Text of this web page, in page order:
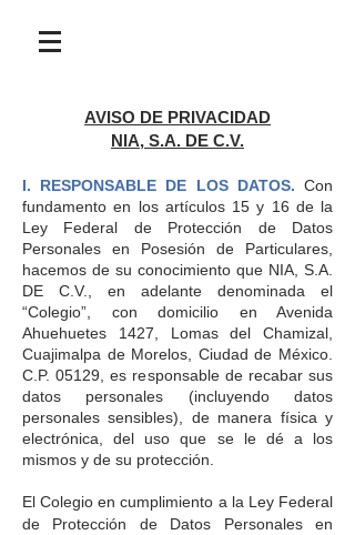
AVISO DE PRIVACIDAD
NIA, S.A. DE C.V.
I. RESPONSABLE DE LOS DATOS. Con
fundamento en los artículos 15 y 16 de la
Ley Federal de Protección de Datos
Personales en Posesión de Particulares,
hacemos de su conocimiento que NIA, S.A.
DE C.V., en adelante denominada el
“Colegio”, con domicilio en Avenida
Ahuehuetes 1427, Lomas del Chamizal,
Cuajimalpa de Morelos, Ciudad de México.
C.P. 05129, es responsable de recabar sus
datos personales (incluyendo datos
personales sensibles), de manera física y
electrónica, del uso que se le dé a los
mismos y de su protección.
El Colegio en cumplimiento a la Ley Federal
de Protección de Datos Personales en